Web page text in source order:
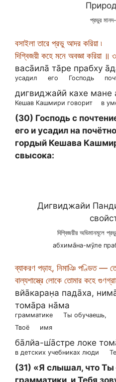
প্রভুর
বসাইলা তারে প্রভু আদর করিয়া ৷
দিগ্বিজয়ী কহে মনে অবজ্ঞা করিয়া ॥
васа̄ила̄ та̄ре прабху
усадил его Господь
дигвиджайӣ кахе мане
Кешав Кашмири говорит в
(30) Господь с
его и усадил на
гордый Кешава
свысока:
Дигвиджайи
দিগ্বিজয়ীর অভিমানমূলে
абхима̄на-мӯле
ব্যাকরণ পড়াহ, নিমাঞি পণ্ডিত —
বাল্যশাস্ত্রে লোকে তোমার কহে
вйа̄каран̣а пад̣а̄ха,
тома̄ра на̄ма
грамматике Ты обучаешь,
Твоё
имя
ба̄лйа-ш́а̄стре локе
в детских учебниках люди
(31) «Я слышал, что
грамматики, и Тебя